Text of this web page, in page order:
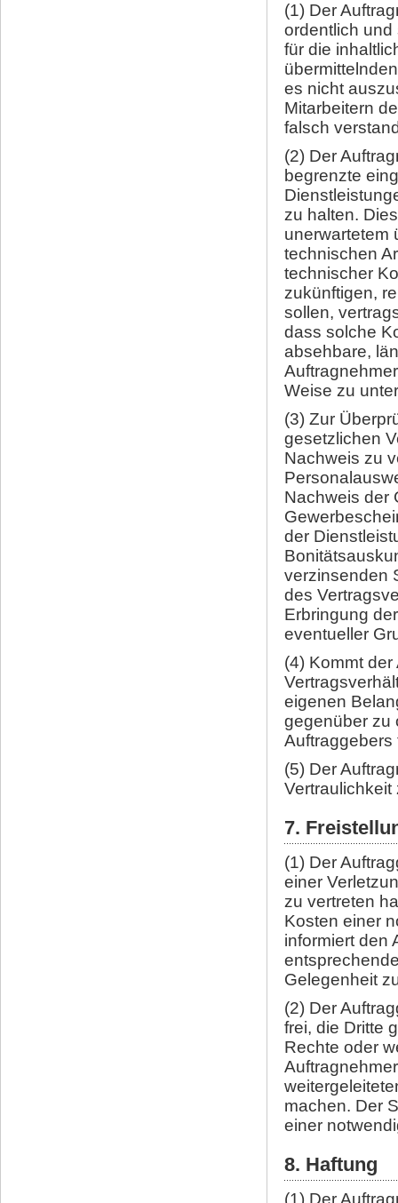
(1) Der
ordentlich und
für die
es nicht
Mitarbeitern
falsch
(2) Der
begrenzte
zu halten.
unerwartetem
technischen
technischer
zukünftigen,
sollen,
dass solche
absehbare,
Weise zu
(3) Zur
gesetzlichen
Nachweis zu
Nachweis der
der
verzinsenden
des
Erbringung
eventueller
(4) Kommt
eigenen
gegenüber zu
Auftraggebers
(5) Der
Vertraulichkeit
7.
(1) Der
einer
zu vertreten
Kosten einer
informiert den
Gelegenheit
(2) Der
frei, die Dritte
Rechte oder
machen. Der
einer
8. Haftung
(1) Der